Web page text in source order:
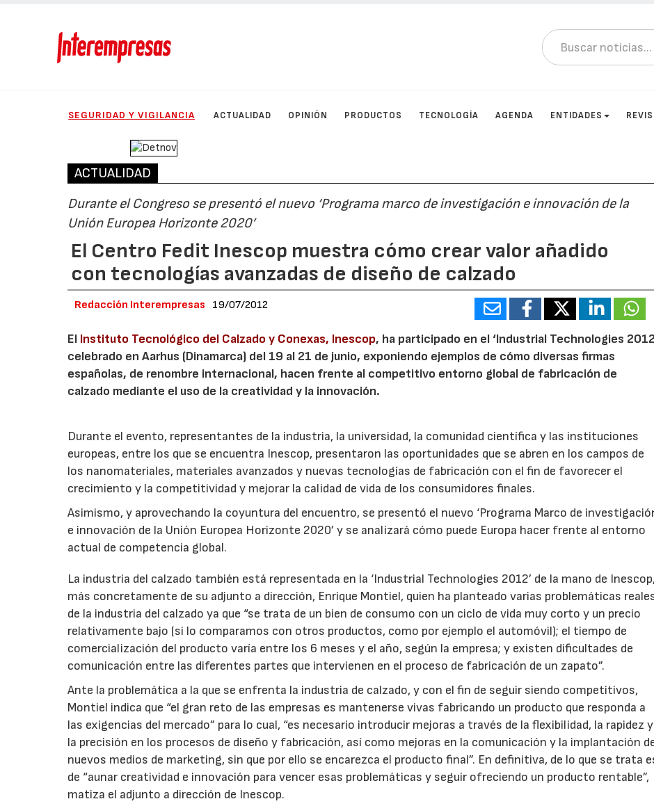
SEGURIDAD Y VIGILANCIA ACTUALIDAD OPINIÓN PRODUCTOS TECNOLOGÍA AGENDA ENTIDADES
ACTUALIDAD
Durante el Congreso se presentó el nuevo ‘Programa marco de investigación e innovación de la
Unión Europea Horizonte 2020’
El Centro Fedit Inescop muestra cómo crear valor añadido
con tecnologías avanzadas de diseño de calzado
Redacción Interempresas 19/07/2012
El Instituto Tecnológico del Calzado y Conexas, Inescop, ha participado en el ‘Industrial Technologies
celebrado en Aarhus (Dinamarca) del 19 al 21 de junio, exponiendo ejemplos de cómo diversas firmas
españolas, de renombre internacional, hacen frente al competitivo entorno global de fabricación de
calzado mediante el uso de la creatividad y la innovación.
Durante el evento, representantes de la industria, la universidad, la comunidad científica y las instituciones
europeas, entre los que se encuentra Inescop, presentaron las oportunidades que se abren en los campos de
los nanomateriales, materiales avanzados y nuevas tecnologías de fabricación con el fin de favorecer el
crecimiento y la competitividad y mejorar la calidad de vida de los consumidores finales.
Asimismo, y aprovechando la coyuntura del encuentro, se presentó el nuevo ‘Programa Marco de
e innovación de la Unión Europea Horizonte 2020’ y se analizará cómo puede Europa hacer frente al entorno
actual de competencia global.
La industria del calzado también está representada en la ‘Industrial Technologies 2012’ de la mano de Inescop,
más concretamente de su adjunto a dirección, Enrique Montiel, quien ha planteado varias problemáticas
de la industria del calzado ya que “se trata de un bien de consumo con un ciclo de vida muy corto y un precio
relativamente bajo (si lo comparamos con otros productos, como por ejemplo el automóvil); el tiempo de
comercialización del producto varía entre los 6 meses y el año, según la empresa; y existen dificultades de
comunicación entre las diferentes partes que intervienen en el proceso de fabricación de un zapato”.
Ante la problemática a la que se enfrenta la industria de calzado, y con el fin de seguir siendo competitivos,
Montiel indica que “el gran reto de las empresas es mantenerse vivas fabricando un producto que responda a
las exigencias del mercado” para lo cual, “es necesario introducir mejoras a través de la flexibilidad, la rapidez y
la precisión en los procesos de diseño y fabricación, así como mejoras en la comunicación y la implantación
nuevos medios de marketing, sin que por ello se encarezca el producto final”. En definitiva, de lo que se trata
de “aunar creatividad e innovación para vencer esas problemáticas y seguir ofreciendo un producto rentable”,
matiza el adjunto a dirección de Inescop.